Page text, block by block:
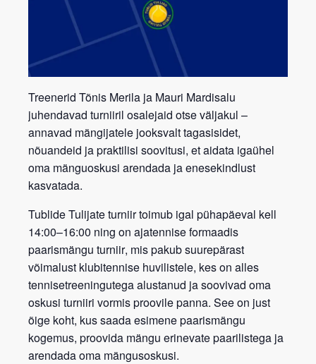
Treenerid Tõnis Merila ja Mauri Mardisalu
juhendavad turniiril osalejaid otse väljakul –
annavad mängijatele jooksvalttagasisidet,
nõuandeid ja praktilisi soovitusi, et aidata igaühel
oma mänguoskusi arendada ja enesekindlust
kasvatada.
Tublide Tulijate turniirtoimub igal pühapäeval kell
14:00–16:00 ning on ajatennise formaadis
paarismängu turniir, mis pakub suurepärast
võimalust klubitennise huvilistele, kes on alles
tennisetreeningutega alustanud ja soovivad oma
oskusi turniiri vormis proovile panna. See on just
õige koht, kus saada esimene paarismängu
kogemus, proovida mängu erinevate paarilistega ja
arendada oma mängusoskusi.